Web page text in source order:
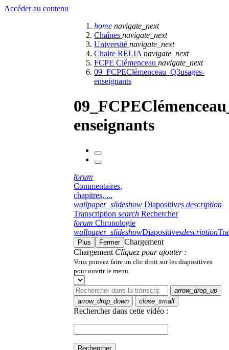
Accéder au contenu
home navigate_next
Chaînes navigate_next
Université navigate_next
Chaire RELIA navigate_next
FCPE Clémenceau navigate_next
09_FCPEClémenceau_Q3usages-
enseignants
enseignants
forum
Commentaires,
chapitres, ...
wallpaper_slideshow Diapositives description
Transcription search Rechercher
forum Chronologie
wallpaper_slideshowDiapositivesdescription
Plus Fermer Chargement
Chargement Cliquez pour ajouter :
Vous pouvez faire un clic droit sur les diapositives
pour ouvrir le menu
arrow_drop_up
arrow_drop_down
close_small
Rechercher dans cette vidéo :
Rechercher